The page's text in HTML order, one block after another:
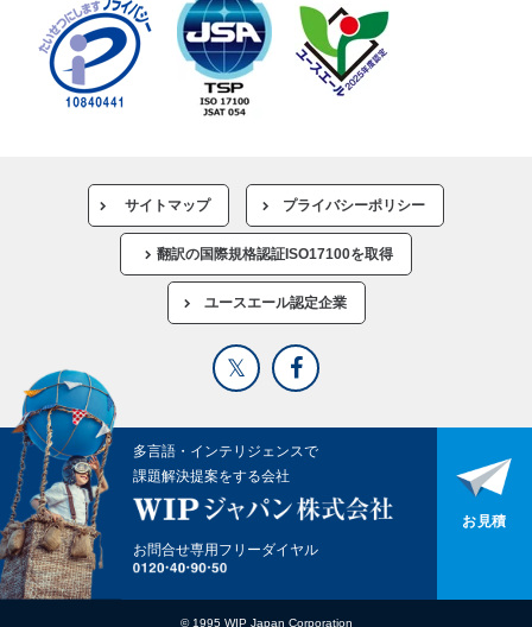
サイトマップ プライバシーポリシー
翻訳の国際規格認証ISO17100を取得
ユースエール認定企業
多言語・インテリジェンスで
課題解決提案をする会社
お問合せ専用フリーダイヤル
お見積
© 1995 WIP Japan Corporation